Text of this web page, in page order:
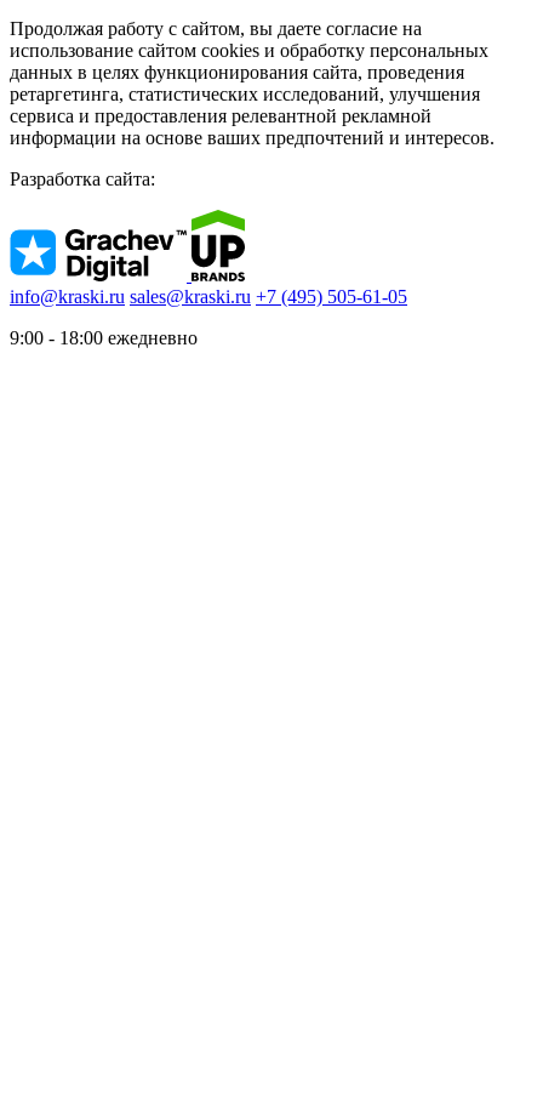
Продолжая работу с сайтом, вы даете согласие на
использование сайтом cookies и обработку персональных
данных в целях функционирования сайта, проведения
ретаргетинга, статистических исследований, улучшения
сервиса и предоставления релевантной рекламной
информации на основе ваших предпочтений и интересов.
Разработка сайта:
info@kraski.ru sales@kraski.ru +7 (495) 505-61-05
9:00 - 18:00 ежедневно